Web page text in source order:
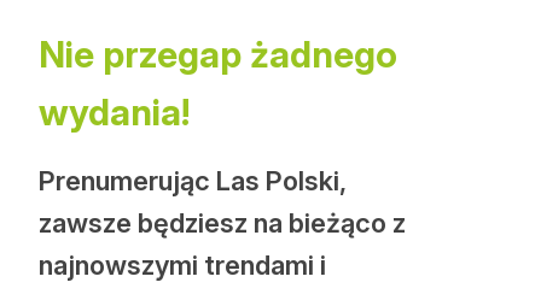
Nie przegap żadnego
wydania!
Prenumerując Las Polski,
zawsze będziesz na bieżąco z
najnowszymi trendami i